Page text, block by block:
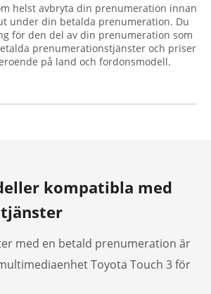
helst avbryta din prenumeration innan
under din betalda prenumeration. Du
för den del av din prenumeration som
prenumerationstjänster och priser
på land och fordonsmodell.
kompatibla med
med en betald prenumeration är
Toyota Touch 3 för